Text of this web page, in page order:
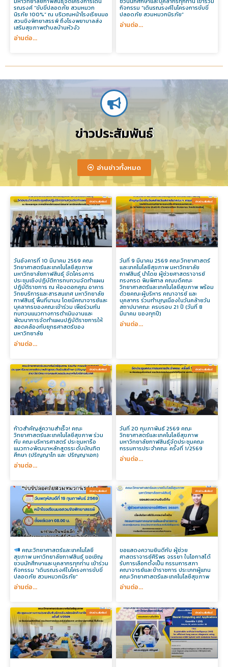
รณรงค์ “ขับขี่ปลอดภัย สวมหมวก
นิรภัย 100%” ณ บริเวณหน้าโรงเรียนมอ
สวนขิงพิทยาสรรพ์ ถึงโรงพยาบาลส่ง
เสริมสุขภาพตำบลบ้านหัวงัว
อ่านต่อ...
กิจกรรม “เดินรณรงค์ในโครงการขับขี่
ปลอดภัย สวมหมวกนิรภัย”
อ่านต่อ...
ข่าวประสัมพันธ์
อ่านข่าวทั้งหมด
ข่าวประสัมพันธ์​
วันอังคารที่ 10 มีนาคม 2569 คณะ
วิทยาศาสตร์และเทคโนโลยีสุขภาพ
มหาวิทยาลัยกาฬสินธุ์ จัดโครงการ
ประชุมเชิงปฏิบัติการทบทวนจัดทําแผน
ปฏิบัติราชการ ณ ห้องดอกคูณ อาคาร
วิทยบริการและสารสนเทศ มหาวิทยาลัย
กาฬสินธุ์ พื้นที่นามน โดยมีคณาจารย์และ
บุคลากรของคณะเข้าร่วม เพื่อร่วมกัน
ทบทวนแนวทางการดำเนินงานและ
พัฒนาการจัดทำแผนปฏิบัติราชการให้
สอดคล้องกับยุทธศาสตร์ของ
มหาวิทยาลัย
อ่านต่อ...
ข่าวประสัมพันธ์​
วันที่ 9 มีนาคม 2569 คณะวิทยาศาสตร์
และเทคโนโลยีสุขภาพ มหาวิทยาลัย
กาฬสินธุ์ นำโดย ผู้ช่วยศาสตราจารย์
ทรงกรด พิมพิศาล คณบดีคณะ
วิทยาศาสตร์และเทคโนโลยีสุขภาพ พร้อม
ด้วยคณะผู้บริหาร คณาจารย์ และ
บุคลากร ร่วมทำบุญเนื่องในวันคล้ายวัน
สถาปนาคณะ ครบรอบ 21 ปี (วันที่ 8
มีนาคม ของทุกปี)
อ่านต่อ...
ข่าวประสัมพันธ์​
ก้าวสำคัญสู่ความสำเร็จ! คณะ
วิทยาศาสตร์และเทคโนโลยีสุขภาพ ร่วม
กับ คณะบริหารศาสตร์ ประชุมหารือ
แนวทางพัฒนาหลักสูตรระดับบัณฑิต
ศึกษา (ปริญญาโท และ ปริญญาเอก)
อ่านต่อ...
ข่าวประสัมพันธ์​
วันที่ 20 กุมภาพันธ์ 2569 คณะ
วิทยาศาสตร์และเทคโนโลยีสุขภาพ
มหาวิทยาลัยกาฬสินธุ์จัดประชุมคณะ
กรรมการประจำคณะ ครั้งที่ 1/2569
อ่านต่อ...
ข่าวประสัมพันธ์​
คณะวิทยาศาสตร์และเทคโนโลยี
สุขภาพ มหาวิทยาลัยกาฬสินธุ์ ขอเชิญ
ชวนนักศึกษาและบุคลากรทุกท่าน เข้าร่วม
กิจกรรม “เดินรณรงค์ในโครงการขับขี่
ปลอดภัย สวมหมวกนิรภัย”
อ่านต่อ...
ข่าวประสัมพันธ์​
ขอแสดงความยินดีกับ ผู้ช่วย
ศาสตราจารย์ศิริพร จรรยา ในโอกาสได้
รับการเลือกตั้งเป็น กรรมการสภา
คณาจารย์และข้าราชการ ประเภทผู้แทน
คณะวิทยาศาสตร์และเทคโนโลยีสุขภาพ
อ่านต่อ...
ข่าวประสัมพันธ์​ ข่าวประสัมพันธ์​